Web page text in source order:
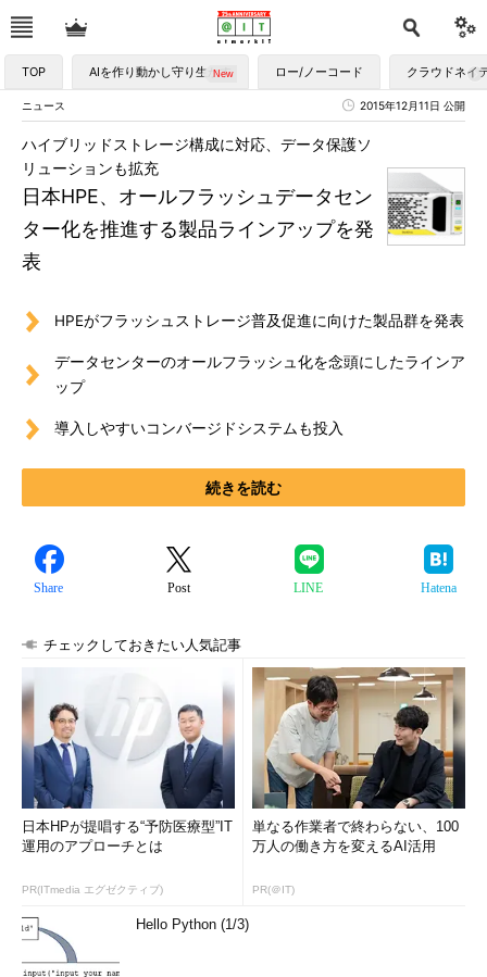
TOP AIを作り動かし守り生かす ロー/ノーコード クラウドネイ
ニュース 2015年12月11日 公開
日本HPE、オールフラッシュデータセン
ター化を推進する製品ラインアップを発
表
ハイブリッドストレージ構成に対応、データ保護ソ
リューションも拡充
HPEがフラッシュストレージ普及促進に向けた製品群を発表
データセンターのオールフラッシュ化を念頭にしたラインア
ップ
導入しやすいコンバージドシステムも投入
続きを読む
Share Post LINE Hatena
チェックしておきたい人気記事
日本HPが提唱する“予防医療型”IT
運用のアプローチとは
PR(ITmedia エグゼクティブ)
単なる作業者で終わらない、100
万人の働き方を変えるAI活用
PR(＠IT)
Hello Python (1/3)